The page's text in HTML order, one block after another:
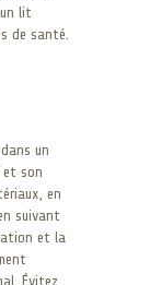
lit
de santé.
un
et son
en
suivant
et la
Évitez